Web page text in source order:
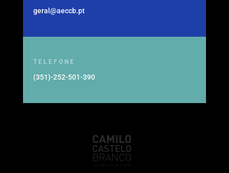
geral@aeccb.pt
TELEFONE
(351)-252-501-390